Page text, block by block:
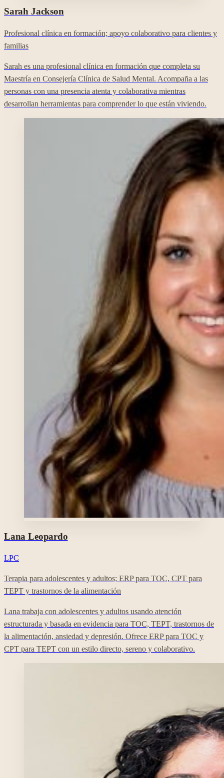
Sarah Jackson
Profesional clínica en formación; apoyo colaborativo para clientes y
familias
Sarah es una profesional clínica en formación que completa su
Maestría en Consejería Clínica de Salud Mental. Acompaña a las
personas con una presencia atenta y colaborativa mientras
desarrollan herramientas para comprender lo que están viviendo.
Lana Leopardo
LPC
Terapia para adolescentes y adultos; ERP para TOC, CPT para
TEPT y trastornos de la alimentación
Lana trabaja con adolescentes y adultos usando atención
estructurada y basada en evidencia para TOC, TEPT, trastornos de
la alimentación, ansiedad y depresión. Ofrece ERP para TOC y
CPT para TEPT con un estilo directo, sereno y colaborativo.